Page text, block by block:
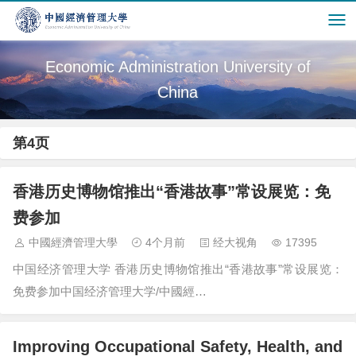
Economic Administration University of
China
第4页
香港历史博物馆推出“香港故事”常设展览：免
费参加
中國經濟管理大學 4个月前 经大视角 17395
中国经济管理大学 香港历史博物馆推出“香港故事”常设展览：
免费参加中国经济管理大学/中國經…
Improving Occupational Safety, Health, and